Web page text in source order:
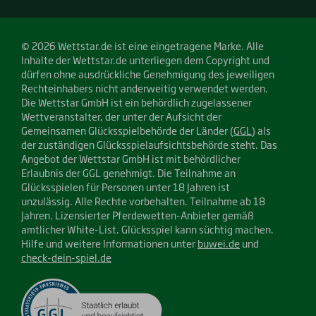
© 2026 Wettstar.de ist eine eingetragene Marke. Alle
Inhalte der Wettstar.de unterliegen dem Copyright und
dürfen ohne ausdrückliche Genehmigung des jeweiligen
Rechteinhabers nicht anderweitig verwendet werden.
Die Wettstar GmbH ist ein behördlich zugelassener
Wettveranstalter, der unter der Aufsicht der
Gemeinsamen Glücksspielbehörde der Länder (GGL ) als
der zuständigen Glücksspielaufsichtsbehörde steht. Das
Angebot der Wettstar GmbH ist mit behördlicher
Erlaubnis der GGL genehmigt. Die Teilnahme an
Glücksspielen für Personen unter 18 Jahren ist
unzulässig. Alle Rechte vorbehalten. Teilnahme ab 18
Jahren. Lizensierter Pferdewetten-Anbieter gemäß
amtlicher White-List. Glücksspiel kann süchtig machen.
Hilfe und weitere Informationen unterbuwei.deund
check-dein-spiel.de